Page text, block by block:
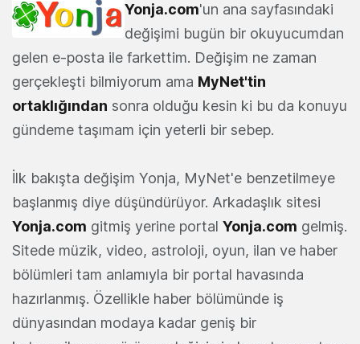
Yonja.com'un ana sayfasındaki
değişimi bugün bir okuyucumdan
gelen e-posta ile farkettim. Değişim ne zaman
gerçekleşti bilmiyorum ama MyNet'tin
ortaklığından sonra olduğu kesin ki bu da konuyu
gündeme taşımam için yeterli bir sebep.
İlk bakışta değişim Yonja, MyNet'e benzetilmeye
başlanmış diye düşündürüyor. Arkadaşlık sitesi
Yonja.com gitmiş yerine portal Yonja.com gelmiş.
Sitede müzik, video, astroloji, oyun, ilan ve haber
bölümleri tam anlamıyla bir portal havasında
hazırlanmış. Özellikle haber bölümünde iş
dünyasından modaya kadar geniş bir